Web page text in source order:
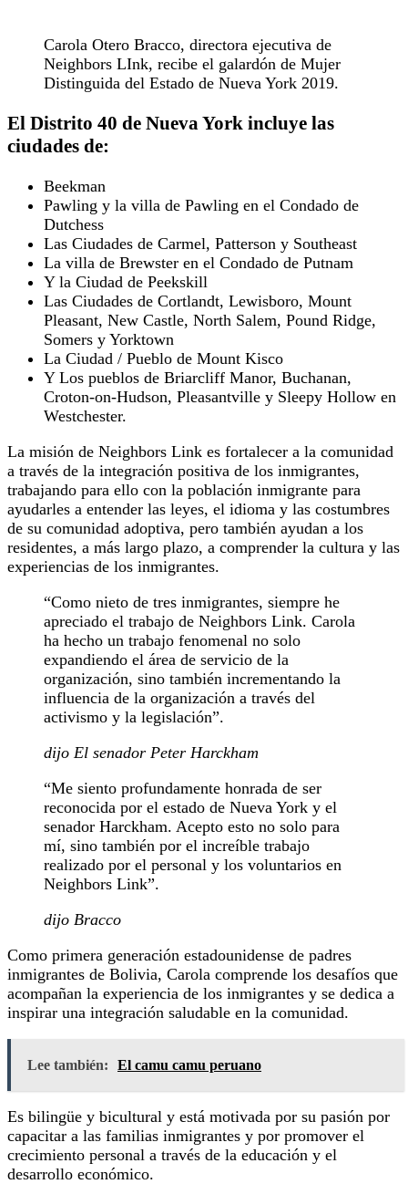
Carola Otero Bracco, directora ejecutiva de
Neighbors LInk, recibe el galardón de Mujer
Distinguida del Estado de Nueva York 2019.
El Distrito 40 de Nueva York incluye las
ciudades de:
Beekman
Pawling y la villa de Pawling en el Condado de
Dutchess
Las Ciudades de Carmel, Patterson y Southeast
La villa de Brewster en el Condado de Putnam
Y la Ciudad de Peekskill
Las Ciudades de Cortlandt, Lewisboro, Mount
Pleasant, New Castle, North Salem, Pound Ridge,
Somers y Yorktown
La Ciudad / Pueblo de Mount Kisco
Y Los pueblos de Briarcliff Manor, Buchanan,
Croton-on-Hudson, Pleasantville y Sleepy Hollow en
Westchester.
La misión de Neighbors Link es fortalecer a la comunidad
a través de la integración positiva de los inmigrantes,
trabajando para ello con la población inmigrante para
ayudarles a entender las leyes, el idioma y las costumbres
de su comunidad adoptiva, pero también ayudan a los
residentes, a más largo plazo, a comprender la cultura y las
experiencias de los inmigrantes.
“Como nieto de tres inmigrantes, siempre he
apreciado el trabajo de Neighbors Link. Carola
ha hecho un trabajo fenomenal no solo
expandiendo el área de servicio de la
organización, sino también incrementando la
influencia de la organización a través del
activismo y la legislación”.
dijo El senador Peter Harckham
“Me siento profundamente honrada de ser
reconocida por el estado de Nueva York y el
senador Harckham. Acepto esto no solo para
mí, sino también por el increíble trabajo
realizado por el personal y los voluntarios en
Neighbors Link”.
dijo Bracco
Como primera generación estadounidense de padres
inmigrantes de Bolivia, Carola comprende los desafíos que
acompañan la experiencia de los inmigrantes y se dedica a
inspirar una integración saludable en la comunidad.
Lee también: El camu camu peruano
Es bilingüe y bicultural y está motivada por su pasión por
capacitar a las familias inmigrantes y por promover el
crecimiento personal a través de la educación y el
desarrollo económico.